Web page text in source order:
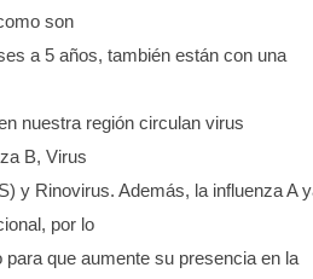
son
a 5 años, también están con una
nuestra región circulan virus
B, Virus
y Rinovirus. Además, la influenza A
por lo
que aumente su presencia en la